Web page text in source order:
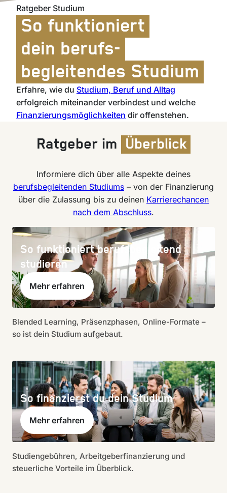
Ratgeber Studium
So funktioniert
dein berufs-
begleitendes Studium
Erfahre, wie du Studium, Beruf und Alltag
erfolgreich miteinander verbindest und welche
Finanzierungsmöglichkeiten dir offenstehen.
Ratgeber im Überblick
Informiere dich über alle Aspekte deines
berufsbegleitenden Studiums – von der Finanzierung
über die Zulassung bis zu deinen Karrierechancen
nach dem Abschluss.
So funktioniert berufsbegleitend
studieren
Mehr erfahren
Blended Learning, Präsenzphasen, Online-Formate –
so ist dein Studium aufgebaut.
So finanzierst du dein Studium
Mehr erfahren
Studiengebühren, Arbeitgeberfinanzierung und
steuerliche Vorteile im Überblick.